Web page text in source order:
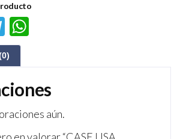
Te
le
gr
a
m
s
A
p aún.